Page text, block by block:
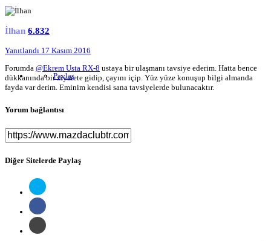
İlhan 6.832
Yanıtlandı 17 Kasım 2016
Paylaş
Forumda @Ekrem Usta RX-8 ustaya bir ulaşmanı tavsiye ederim. Hatta bence
dükkanında bir ziyarete gidip, çayını içip. Yüz yüze konuşup bilgi almanda
fayda var derim. Eminim kendisi sana tavsiyelerde bulunacaktır.
Yorum bağlantısı
Diğer Sitelerde Paylaş